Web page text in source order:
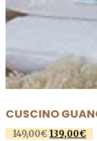
CUSCINO
149,00€Il
139,00€Il